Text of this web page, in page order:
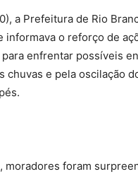
a Prefeitura de Rio
informava o reforço de
enfrentar possíveis
chuvas e pela oscilação
moradores foram